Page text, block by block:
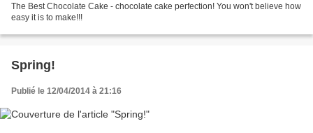
The Best Chocolate Cake - chocolate cake perfection! You won't believe how
easy it is to make!!!
Spring!
Publié le 12/04/2014 à 21:16